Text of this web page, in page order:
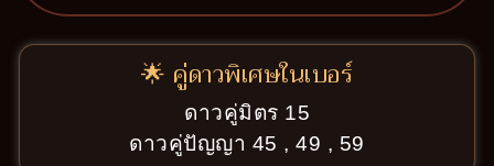
🌟 คู่ดาวพิเศษในเบอร์
ดาวคู่มิตร 15
ดาวคู่ปัญญา 45 , 49 , 59